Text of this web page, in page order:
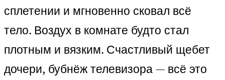
сплетении и мгновенно сковал всё
тело. Воздух в комнате будто стал
плотным и вязким. Счастливый щебет
дочери, бубнёж телевизора — всё это